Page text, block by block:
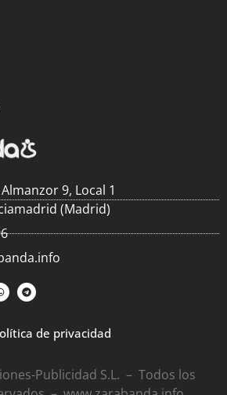
9, Local 1
(Madrid)
de privacidad
Publicidad S.L. – Todos los